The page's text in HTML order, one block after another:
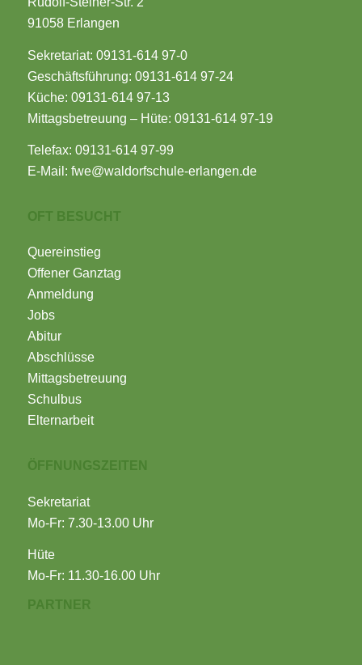
91058 Erlangen
Sekretariat: 09131-614 97-0
Geschäftsführung: 09131-614 97-24
Küche: 09131-614 97-13
Mittagsbetreuung – Hüte: 09131-614 97-19
Telefax: 09131-614 97-99
E-Mail: fwe@waldorfschule-erlangen.de
OFT BESUCHT
Quereinstieg
Offener Ganztag
Anmeldung
Jobs
Abitur
Abschlüsse
Mittagsbetreuung
Schulbus
Elternarbeit
ÖFFNUNGSZEITEN
Sekretariat
Mo-Fr: 7.30-13.00 Uhr
Hüte
Mo-Fr: 11.30-16.00 Uhr
PARTNER